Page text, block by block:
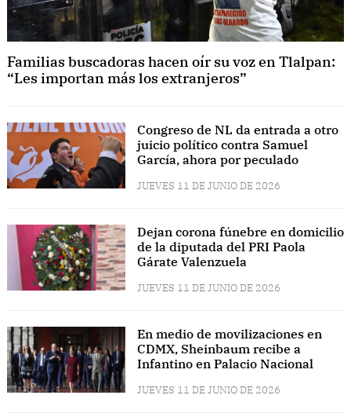
Familias buscadoras hacen oír su voz en Tlalpan:
“Les importan más los extranjeros”
Congreso de NL da entrada a otro
juicio político contra Samuel
García, ahora por peculado
JUEVES 11 DE JUNIO DE 2026
Dejan corona fúnebre en domicilio
de la diputada del PRI Paola
Gárate Valenzuela
JUEVES 11 DE JUNIO DE 2026
En medio de movilizaciones en
CDMX, Sheinbaum recibe a
Infantino en Palacio Nacional
JUEVES 11 DE JUNIO DE 2026